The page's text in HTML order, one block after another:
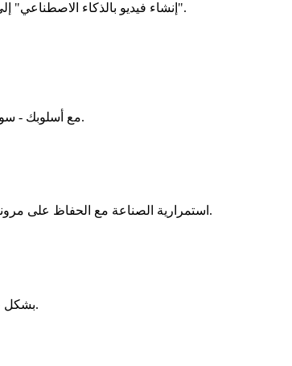
الاستمرارية المرئية: الحفاظ على هوية الموضوع والخزانة وتفاصيل المجموعة على مدى فترات أطول. يحول Odyssey 2 Pro "إنشاء فيديو بالذكاء الاصطناعي" إلى "تحرير فيديو تفاعلي".
تعديلات مدفوعة بالإيماءات أو الصوت للجلسات الحية والتحكم في الأداء. يتكيف Odyssey 2 Pro مع أسلوبك - سواء كنت كاتبًا ترسم بالكلمات أو مخرجًا يوجه العدسة.
الإعدادات القابلة لإعادة التشغيل: قم بتعبئة الكاميرا والإضاءة والأسلوب في إعدادات مسبقة قابلة لإعادة الاستخدام. يشجع Odyssey 2 Pro استمرارية الصناعة مع الحفاظ على مرونة لا نهائية.
خطافات عملية للإنتاج المباشر (OBS، أدوات البث) والنماذج الأولية (محركات الألعاب). يتعامل Odyssey 2 Pro بشكل جيد مع الأدوات التي تستخدمها بالفعل.